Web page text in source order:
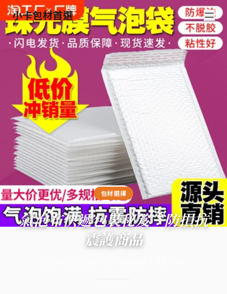
小卡包材首選
包材選擇
氣泡布快遞包裝秘笈：防損抗
震護商品